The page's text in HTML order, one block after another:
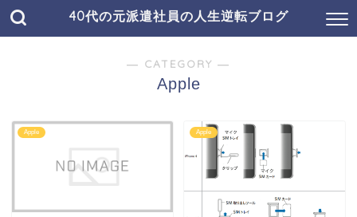
40代の元派遣社員の人生逆転ブログ
― CATEGORY ―
Apple
Apple Apple